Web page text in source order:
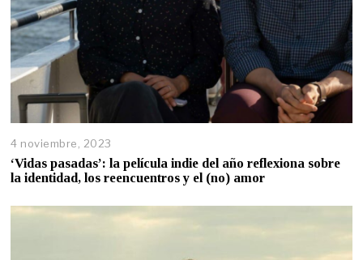
4 noviembre, 2023
‘Vidas pasadas’: la película indie del año reflexiona sobre
la identidad, los reencuentros y el (no) amor